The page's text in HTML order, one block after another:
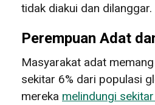
tidak diakui dan dilanggar.
Perempuan Adat
Masyarakat adat
sekitar 6% dari populasi
mereka melindungi